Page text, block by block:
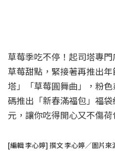
草莓季吃不停！起司塔專
草莓甜點，緊接著再推出
塔」「草莓圓舞曲」，粉
碼推出「新春滿福包」福
元，讓你吃得開心又不傷荷
[編輯 李心婷] 撰文 李心婷／圖片來